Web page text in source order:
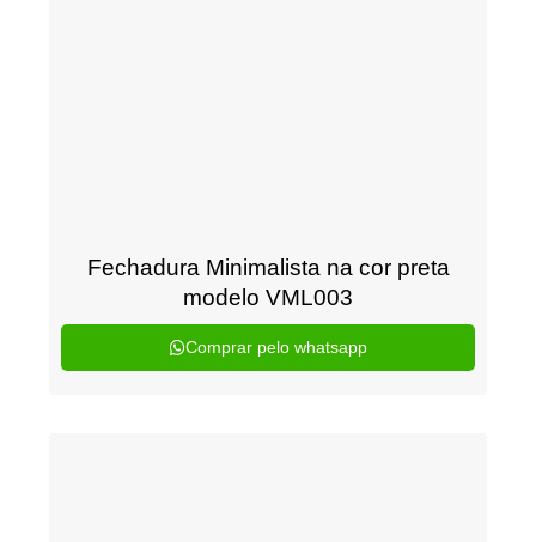
Fechadura Minimalista na cor preta
modelo VML003
Comprar pelo whatsapp